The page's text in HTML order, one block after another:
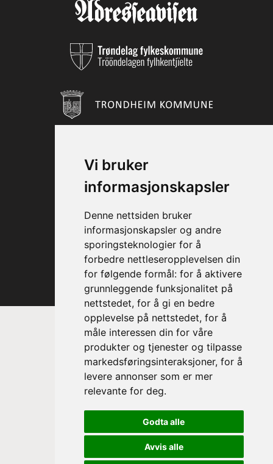
Vi bruker
informasjonskapsler
Denne nettsiden bruker
informasjonskapsler og andre
sporingsteknologier for å
forbedre nettleseropplevelsen din
for følgende formål: for å aktivere
grunnleggende funksjonalitet på
nettstedet, for å gi en bedre
opplevelse på nettstedet, for å
måle interessen din for våre
produkter og tjenester og tilpasse
markedsføringsinteraksjoner, for å
levere annonser som er mer
relevante for deg.
Godta alle
Avvis alle
Prinsesse Astrid, fru Ferner
Trondheim Symfoniorkester & Opera
sin høye beskytter